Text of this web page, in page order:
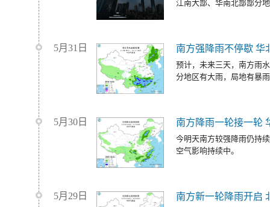
江南大部、华南北部部分
5月31日 南方强降雨不停歇 华
预计，未来三天，南方雨
分地区有大雨，局地有暴
5月30日 南方降雨一轮接一轮
今明天南方较强降雨仍持
空气影响持续中。
5月29日 南方新一轮降雨开启